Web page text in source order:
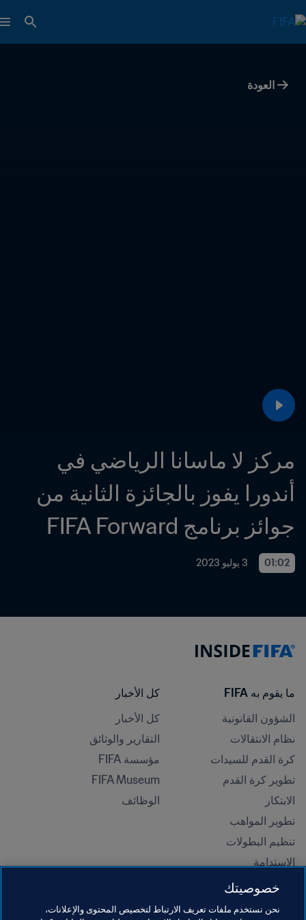
العودة
جوائز برنامج FIFA Forward
01:02 3 يوليو 2023
ما يقوم به FIFA
الشؤون القانونية
نظام الانتقالات
كرة القدم للسيدات
تطوير كرة القدم
الابتكار
تطوير المواهب
تنظيم البطولات
الاستدامة
حقوق الإنسان ومناهضة التمييز
كل الأخبار
كل الأخبار
التقارير والوثائق
مؤسسة FIFA
FIFA Museum
الوظائف
خصوصيتك
نحن نستخدم ملفات تعريف الارتباط لتخصيص المحتوى والإعلانات،